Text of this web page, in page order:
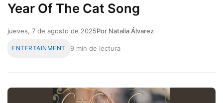
Year Of The Cat Song
jueves, 7 de agosto de 2025Por Natalia Álvarez
ENTERTAINMENT 9 min de lectura